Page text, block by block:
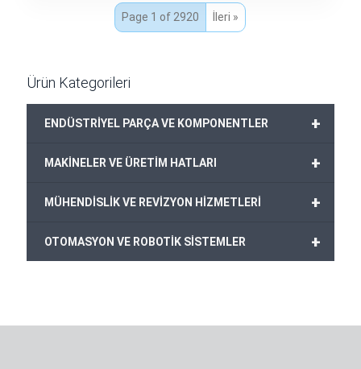
Page 1 of 2920 İleri »
Ürün Kategorileri
+
ENDÜSTRİYEL PARÇA VE KOMPONENTLER
+
MAKİNELER VE ÜRETİM HATLARI
+
MÜHENDİSLİK VE REVİZYON HİZMETLERİ
+
OTOMASYON VE ROBOTİK SİSTEMLER